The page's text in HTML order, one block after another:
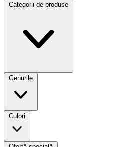
Categorii de produse
Genurile
Culori